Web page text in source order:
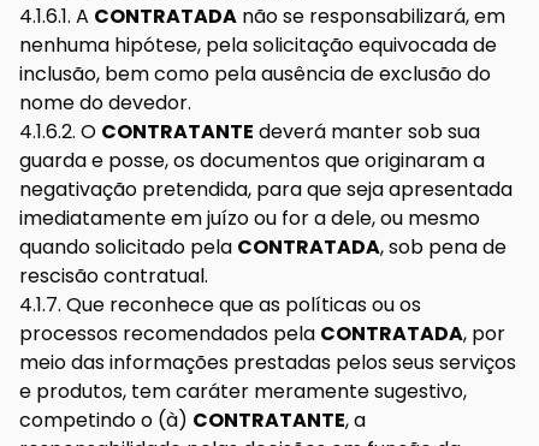
4.1.6.1. A CONTRATADA não se responsabilizará, em
nenhuma hipótese, pela solicitação equivocada de
inclusão, bem como pela ausência de exclusão do
nome do devedor.
4.1.6.2. O CONTRATANTE deverá manter sob sua
guarda e posse, os documentos que originaram a
negativação pretendida, para que seja apresentada
imediatamente em juízo ou for a dele, ou mesmo
quando solicitado pela CONTRATADA, sob pena de
rescisão contratual.
4.1.7. Que reconhece que as políticas ou os
processos recomendados pela CONTRATADA, por
meio das informações prestadas pelos seus serviços
e produtos, tem caráter meramente sugestivo,
competindo o (à) CONTRATANTE, a